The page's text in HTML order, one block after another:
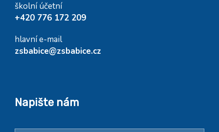
školní účetní
+420 776 172 209
hlavní e-mail
zsbabice@zsbabice.cz
Napište nám